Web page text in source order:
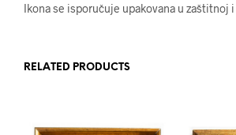
Ikona se isporučuje upakovana u zaštitnoj
RELATED PRODUCTS